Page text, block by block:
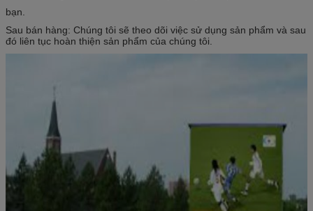
bạn.
Sau bán hàng: Chúng tôi sẽ theo dõi việc sử dụng sản phẩm và sau
đó liên tục hoàn thiện sản phẩm của chúng tôi.